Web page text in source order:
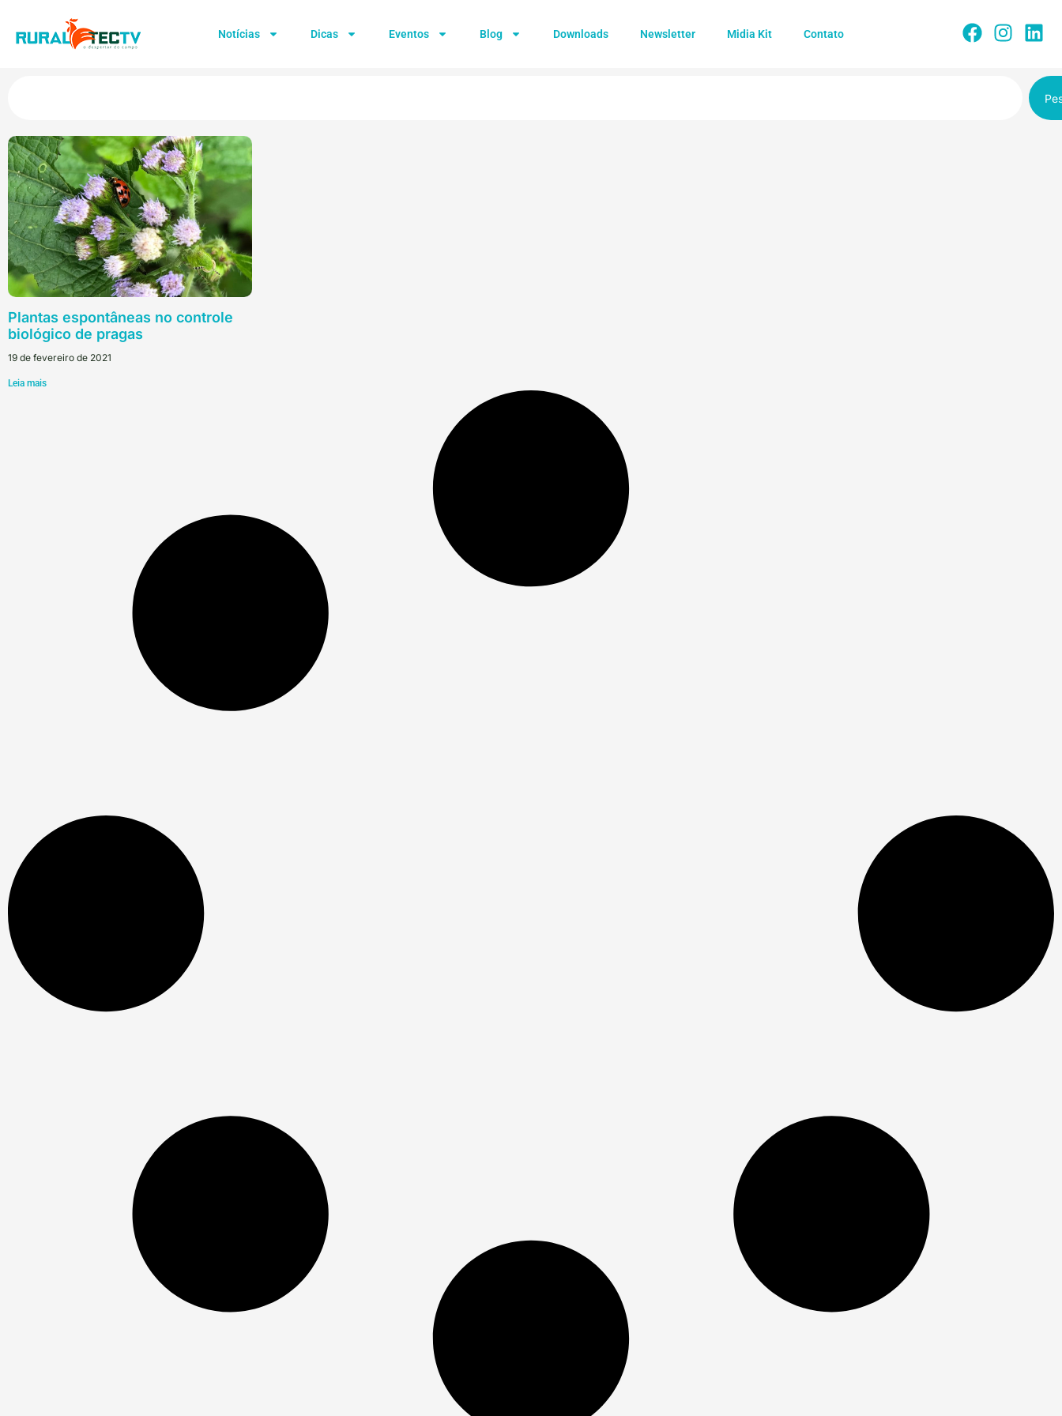
Notícias Dicas Eventos Blog Downloads Newsletter Midia Kit Contato
Plantas espontâneas no controle
biológico de pragas
19 de fevereiro de 2021
Leia mais